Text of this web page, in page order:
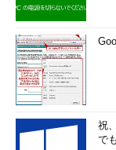
ways-of-looking-
CWE/SANS Top
http://
http://
Rationale for
祝
で